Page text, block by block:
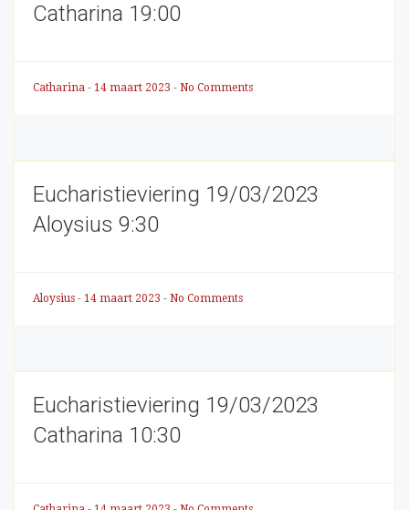
Catharina 19:00
Catharina - 14 maart 2023 - No Comments
Eucharistieviering 19/03/2023
Aloysius 9:30
Aloysius - 14 maart 2023 - No Comments
Eucharistieviering 19/03/2023
Catharina 10:30